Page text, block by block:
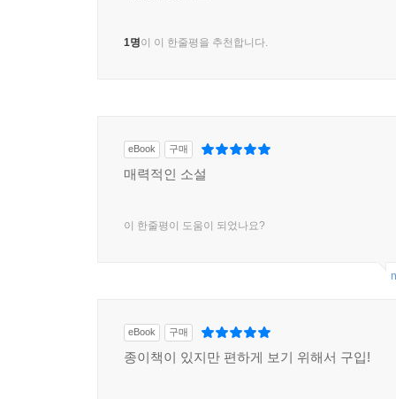
1명이 이 한줄평을 추천합니다.
eBook 구매
매력적인 소설
이 한줄평이 도움이 되었나요?
eBook 구매
종이책이 있지만 편하게 보기 위해서 구입!